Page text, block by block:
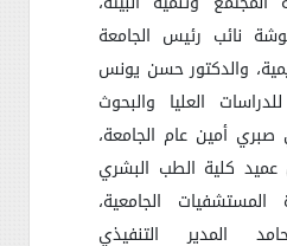
نائب رئيس الجامعة
والدكتور حسن يونس
العليا والبحوث
صبري أمين عام الجامعة،
عميد كلية الطب البشري
الجامعية،
المدير التنفيذي